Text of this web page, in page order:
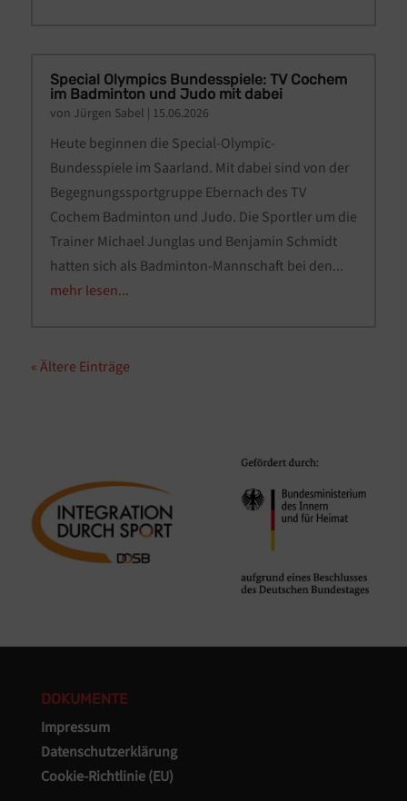
Special Olympics Bundesspiele: TV Cochem
im Badminton und Judo mit dabei
von Jürgen Sabel | 15.06.2026
Heute beginnen die Special-Olympic-
Bundesspiele im Saarland. Mit dabei sind von der
Begegnungssportgruppe Ebernach des TV
Cochem Badminton und Judo. Die Sportler um die
Trainer Michael Junglas und Benjamin Schmidt
hatten sich als Badminton-Mannschaft bei den...
mehr lesen...
« Ältere Einträge
DOKUMENTE
Impressum
Datenschutzerklärung
Cookie-Richtlinie (EU)